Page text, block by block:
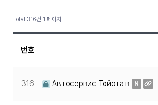
Total 316건 1 페이지
번호
316 Автосервис Тойота в N